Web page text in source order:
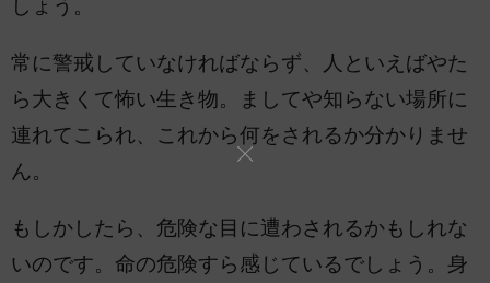
しょう。
常に警戒していなければならず、人といえばやた
ら大きくて怖い生き物。ましてや知らない場所に
連れてこられ、これから何をされるか分かりませ
ん。
もしかしたら、危険な目に遭わされるかもしれな
いのです。命の危険すら感じているでしょう。身